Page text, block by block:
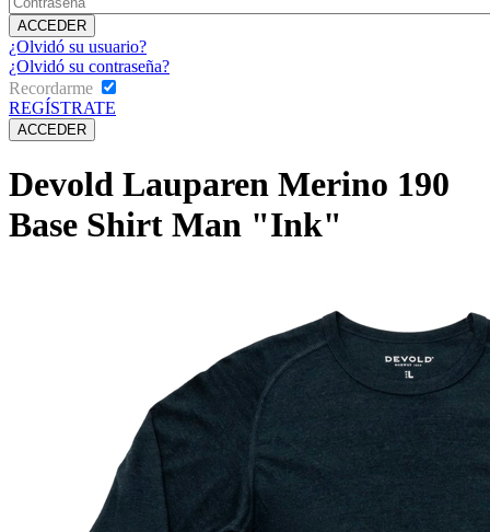
¿Olvidó su usuario?
¿Olvidó su contraseña?
Recordarme
REGÍSTRATE
Devold Lauparen Merino 190
Base Shirt Man "Ink"